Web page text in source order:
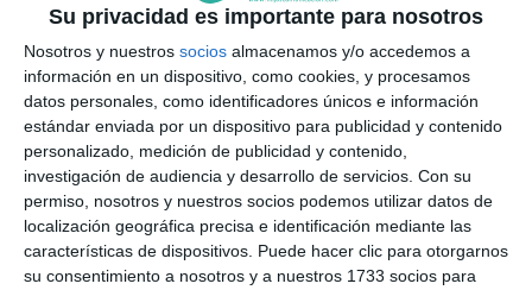
Su privacidad es importante para nosotros
Nosotros y nuestros socios almacenamos y/o accedemos a
información en un dispositivo, como cookies, y procesamos
datos personales, como identificadores únicos e información
estándar enviada por un dispositivo para publicidad y contenido
personalizado, medición de publicidad y contenido,
investigación de audiencia y desarrollo de servicios. Con su
permiso, nosotros y nuestros socios podemos utilizar datos de
localización geográfica precisa e identificación mediante las
características de dispositivos. Puede hacer clic para otorgarnos
su consentimiento a nosotros y a nuestros 1733 socios para
Con lo recaudado con el calendario se financiarán
actividades de la AECC |
MIJAS COMUNICACIÓN
Comparte esta noticia desde el siguiente enlace:
https://mijascom.com/?a=25586